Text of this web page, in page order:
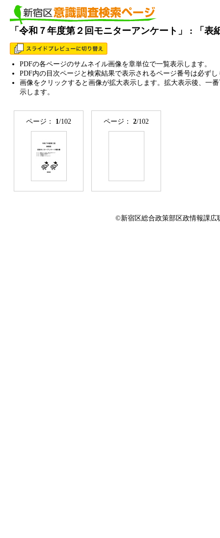
「令和７年度第２回モニターアンケート」 : 「
PDFの各ページのサムネイル画像を章単位で一覧表示します。
PDF内の目次ページと検索結果で表示されるページ番号は必ず
画像をクリックすると画像が拡大表示します。拡大表示後、一
示します。
ページ： 1/102 ページ： 2/102
©新宿区総合政策部区政情報課